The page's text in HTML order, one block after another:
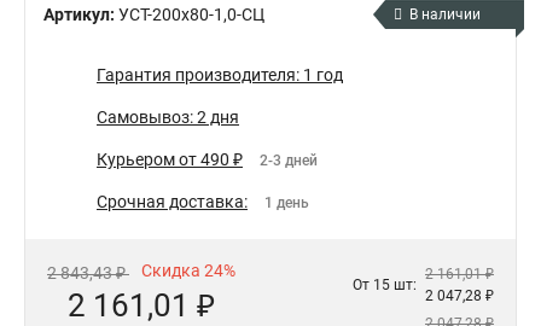
Артикул: УСТ-200х80-1,0-СЦ В наличии
Гарантия производителя: 1 год
Самовывоз: 2 дня
Курьером от 490 ₽ 2-3 дней
Срочная доставка: 1 день
2 843,43 ₽ Скидка 24%
2 161,01 ₽
От 15 шт:
2 161,01 ₽
2 047,28 ₽